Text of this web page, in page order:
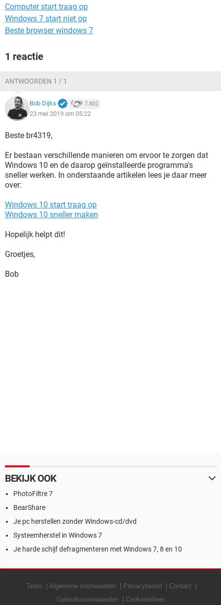
Computer start traag op
Windows 7 start niet op
Beste browser windows 7
1 reactie
ANTWOORDEN 1 / 1
Bob Dijks 7.802
23 mei 2019 om 05:22
Beste br4319,
Er bestaan verschillende manieren om ervoor te zorgen dat
Windows 10 en de daarop geïnstalleerde programma's
sneller werken. In onderstaande artikelen lees je daar meer
over:
Windows 10 start traag op
Windows 10 sneller maken
Hopelijk helpt dit!
Groetjes,
Bob
BEKIJK OOK
PhotoFiltre 7
BearShare
Je pc herstellen zonder Windows-cd/dvd
Systeemherstel in Windows 7
Je harde schijf defragmenteren met Windows 7, 8 en 10
Team Algemene voorwaarden Privacybeleid
Contact
Gebruiksvoorwaarden
Cookiebeheer